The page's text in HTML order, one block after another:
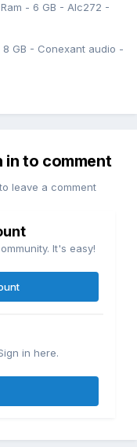
- 6 GB - Alc272 -
GB - Conexant audio -
in to comment
leave a comment
It's easy!
in here.